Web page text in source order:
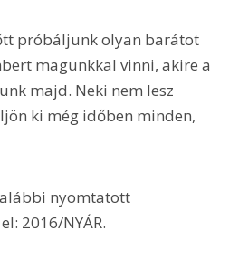
próbáljunk olyan barátot
magunkkal vinni, akire a
majd. Neki nem lesz
ki még időben minden,
alábbi nyomtatott
2016/NYÁR.